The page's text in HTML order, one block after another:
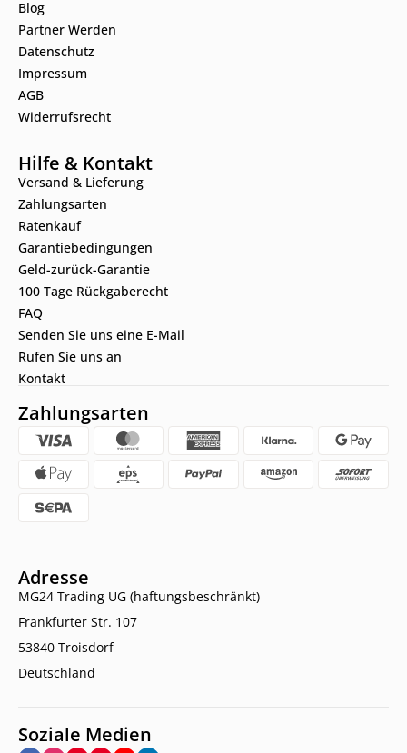
Blog
Partner Werden
Datenschutz
Impressum
AGB
Widerrufsrecht
Hilfe & Kontakt
Versand & Lieferung
Zahlungsarten
Ratenkauf
Garantiebedingungen
Geld-zurück-Garantie
100 Tage Rückgaberecht
FAQ
Senden Sie uns eine E-Mail
Rufen Sie uns an
Kontakt
Zahlungsarten
Adresse
MG24 Trading UG (haftungsbeschränkt)
Frankfurter Str. 107
53840 Troisdorf
Deutschland
Soziale Medien